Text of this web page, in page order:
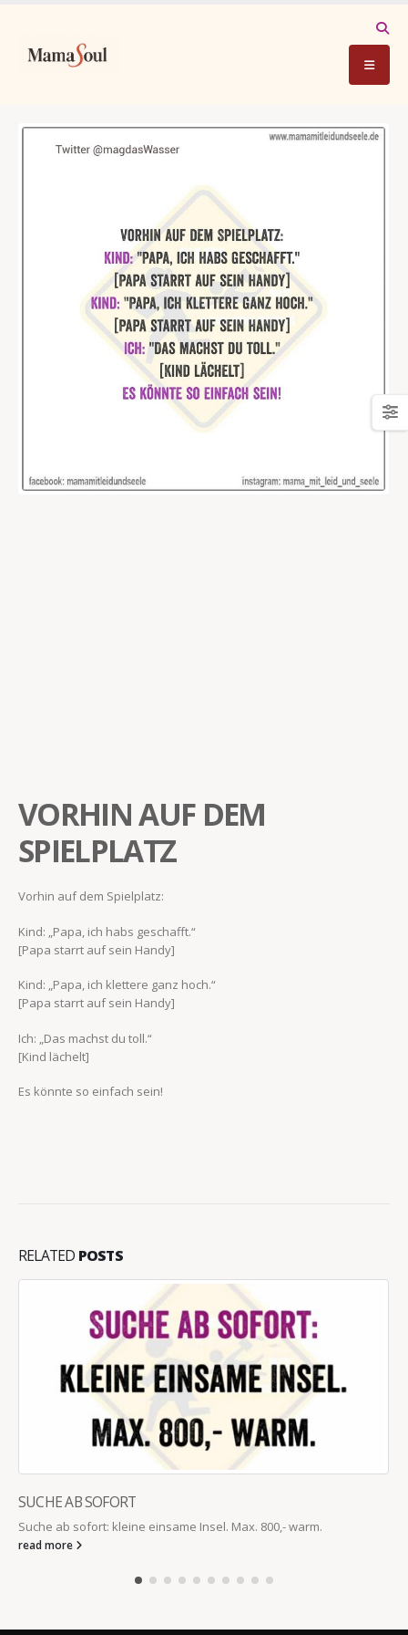
VORHIN AUF DEM
SPIELPLATZ
Vorhin auf dem Spielplatz:
Kind: „Papa, ich habs geschafft.“
[Papa starrt auf sein Handy]
Kind: „Papa, ich klettere ganz hoch.“
[Papa starrt auf sein Handy]
Ich: „Das machst du toll.“
[Kind lächelt]
Es könnte so einfach sein!
RELATED POSTS
SUCHE AB SOFORT
Suche ab sofort: kleine einsame Insel. Max. 800,- warm.
read more